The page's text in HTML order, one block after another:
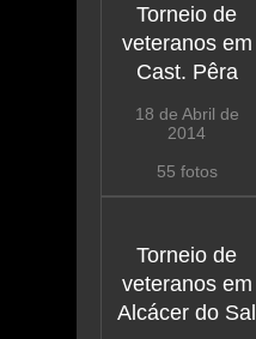
Torneio de
veteranos em
Cast. Pêra
18 de Abril de
2014
55 fotos
Torneio de
veteranos em
Alcácer do Sal